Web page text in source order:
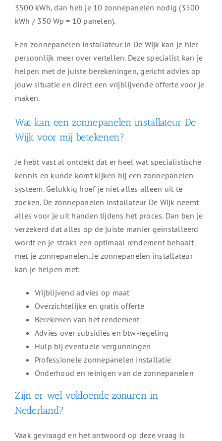
3500 kWh, dan heb je 10 zonnepanelen nodig (3500
kWh / 350 Wp = 10 panelen).
Een zonnepanelen installateur in De Wijk kan je hier
persoonlijk meer over vertellen. Deze specialist kan je
helpen met de juiste berekeningen, gericht advies op
jouw situatie en direct een vrijblijvende offerte voor je
maken.
Wat kan een zonnepanelen installateur De
Wijk voor mij betekenen?
Je hebt vast al ontdekt dat er heel wat specialistische
kennis en kunde komt kijken bij een zonnepanelen
systeem. Gelukkig hoef je niet alles alleen uit te
zoeken. De zonnepanelen installateur De Wijk neemt
alles voor je uit handen tijdens het proces. Dan ben je
verzekerd dat alles op de juiste manier geïnstalleerd
wordt en je straks een optimaal rendement behaalt
met je zonnepanelen. Je zonnepanelen installateur
kan je helpen met:
Vrijblijvend advies op maat
Overzichtelijke en gratis offerte
Berekenen van het rendement
Advies over subsidies en btw-regeling
Hulp bij eventuele vergunningen
Professionele zonnepanelen installatie
Onderhoud en reinigen van de zonnepanelen
Zijn er wel voldoende zonuren in
Nederland?
Vaak gevraagd en het antwoord op deze vraag is